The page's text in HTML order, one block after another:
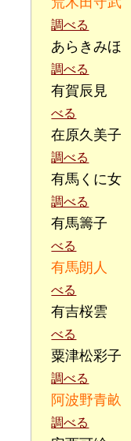
調べる
あらきみほ
調べる
有賀辰見
べる
在原久美子
調べる
有馬くに女
調べる
有馬籌子
べる
有馬朗人
べる
有吉桜雲
べる
粟津松彩子
調べる
阿波野青畝
調べる